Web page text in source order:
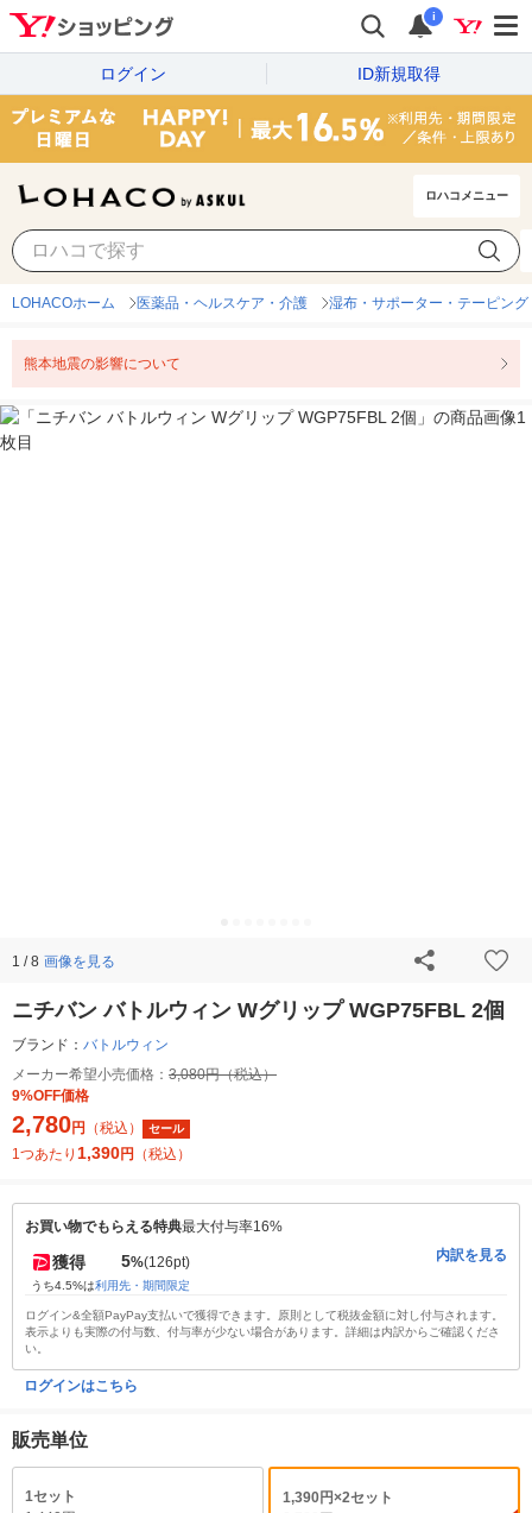
i
ログイン ID新規取得
ロハコメニュー
LOHACOホーム 医薬品・ヘルスケア・介護 湿布・サポーター・テーピング
熊本地震の影響について
1 / 8 画像を見る
ニチバン バトルウィン Wグリップ WGP75FBL 2個
ブランド： バトルウィン
メーカー希望小売価格： 3,080円（税込）
9%OFF価格
2,780円 （税込） セール
1つあたり 1,390円 （税込）
お買い物でもらえる特典最大付与率16%
獲得 5%(126pt)
うち4.5%は利用先・期間限定
内訳を見る
ログイン&全額PayPay支払いで獲得できます。原則として税抜金額に対し付与されます。
表示よりも実際の付与数、付与率が少ない場合があります。詳細は内訳からご確認くださ
い。
ログインはこちら
販売単位
1セット
1,390円×2セット